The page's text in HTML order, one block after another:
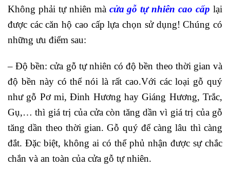
Không phải tự nhiên mà cửa gỗ tự nhiên cao cấp lại
được các căn hộ cao cấp lựa chọn sử dụng! Chúng có
những ưu điểm sau:
– Độ bền: cửa gỗ tự nhiên có độ bền theo thời gian và
độ bền này có thể nói là rất cao.Với các loại gỗ quý
như gỗ Pơ mi, Đinh Hương hay Giáng Hương, Trắc,
Gụ,… thì giá trị của cửa còn tăng dần vì giá trị của gỗ
tăng dần theo thời gian. Gỗ quý để càng lâu thì càng
đắt. Đặc biệt, không ai có thể phủ nhận được sự chắc
chắn và an toàn của cửa gỗ tự nhiên.